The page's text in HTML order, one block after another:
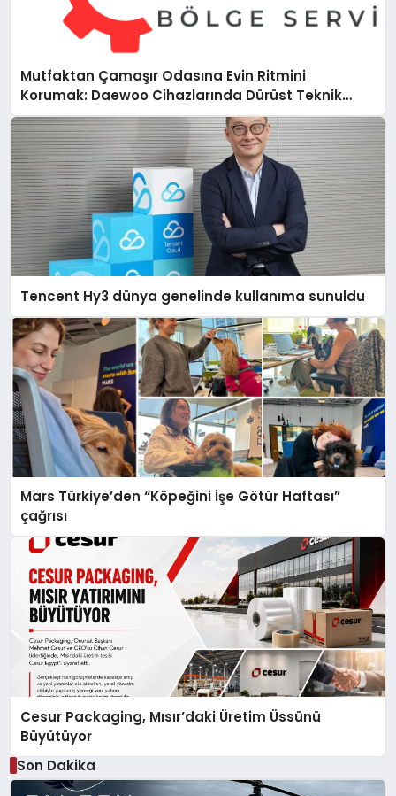
Mutfaktan Çamaşır Odasına Evin Ritmini
Korumak: Daewoo Cihazlarında Dürüst Teknik
Destek Deneyimi
Tencent Hy3 dünya genelinde kullanıma sunuldu
Mars Türkiye’den “Köpeğini İşe Götür Haftası”
çağrısı
Cesur Packaging, Mısır’daki Üretim Üssünü
Büyütüyor
Son Dakika